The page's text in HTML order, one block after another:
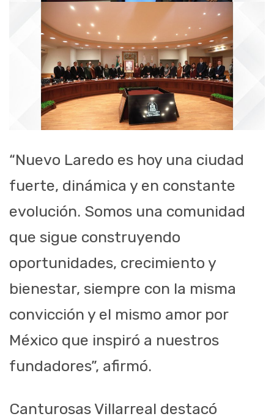
“Nuevo Laredo es hoy una ciudad
fuerte, dinámica y en constante
evolución. Somos una comunidad
que sigue construyendo
oportunidades, crecimiento y
bienestar, siempre con la misma
convicción y el mismo amor por
México que inspiró a nuestros
fundadores”, afirmó.
Canturosas Villarreal destacó